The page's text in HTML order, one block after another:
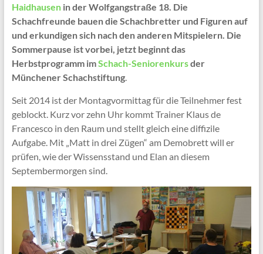
Haidhausenin der Wolfgangstraße 18. Die
Schachfreunde bauen die Schachbretter und Figuren auf
und erkundigen sich nach den anderen Mitspielern. Die
Sommerpause ist vorbei, jetzt beginnt das
Herbstprogramm imSchach-Seniorenkursder
Münchener Schachstiftung.
Seit 2014 ist der Montagvormittag für die Teilnehmer fest
geblockt. Kurz vor zehn Uhr kommt Trainer Klaus de
Francesco in den Raum und stellt gleich eine diffizile
Aufgabe. Mit „Matt in drei Zügen“ am Demobrett will er
prüfen, wie der Wissensstand und Elan an diesem
Septembermorgen sind.